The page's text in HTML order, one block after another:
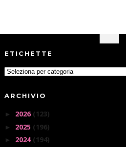
ETICHETTE
ARCHIVIO
► 2026 (123)
► 2025 (196)
► 2024 (194)